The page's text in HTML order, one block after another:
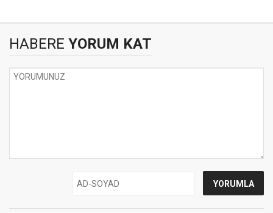
HABERE YORUM KAT